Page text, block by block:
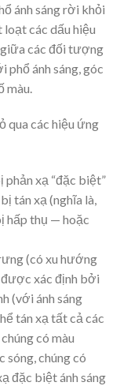
ánh sáng rời khỏi
loạt các dấu hiệu
giữa các đối tượng
ánh sáng, góc
màu.
qua các hiệu ứng
phản xạ “đặc biệt”
tán xạ (nghĩa là,
hấp thụ — hoặc
(có xu hướng
được xác định bởi
(với ánh sáng
tán xạ tất cả các
có màu
chúng có
đặc biệt ánh sáng